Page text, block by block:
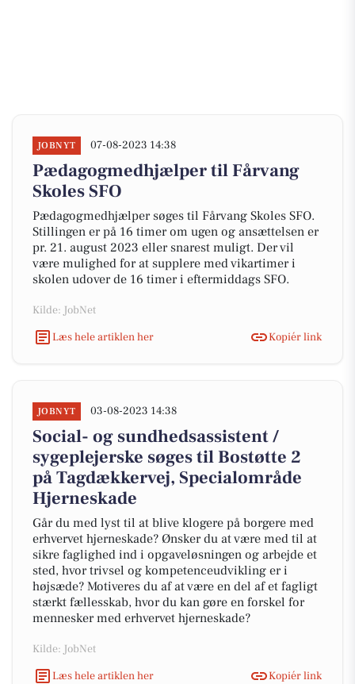
JOBNYT 07-08-2023 14:38
Pædagogmedhjælper til Fårvang
Skoles SFO
Pædagogmedhjælper søges til Fårvang Skoles SFO.
Stillingen er på 16 timer om ugen og ansættelsen er
pr. 21. august 2023 eller snarest muligt. Der vil
være mulighed for at supplere med vikartimer i
skolen udover de 16 timer i eftermiddags SFO.
Kilde: JobNet
Læs hele artiklen her
Kopiér link
JOBNYT 03-08-2023 14:38
Social- og sundhedsassistent /
sygeplejerske søges til Bostøtte 2
på Tagdækkervej, Specialområde
Hjerneskade
Går du med lyst til at blive klogere på borgere med
erhvervet hjerneskade? Ønsker du at være med til at
sikre faglighed ind i opgaveløsningen og arbejde et
sted, hvor trivsel og kompetenceudvikling er i
højsæde? Motiveres du af at være en del af et fagligt
stærkt fællesskab, hvor du kan gøre en forskel for
mennesker med erhvervet hjerneskade?
Kilde: JobNet
Læs hele artiklen her
Kopiér link